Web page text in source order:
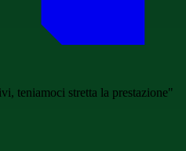
teniamoci stretta la prestazione"